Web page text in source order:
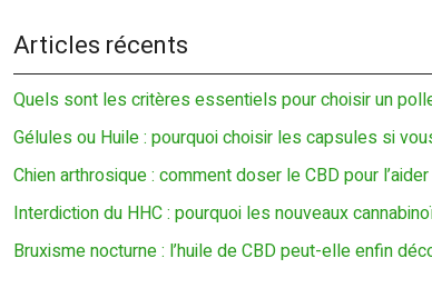
Articles récents
Quels sont les critères essentiels pour choisir un
Gélules ou Huile : pourquoi choisir les capsules si
Chien arthrosique : comment doser le CBD pour
Interdiction du HHC : pourquoi les nouveaux
Bruxisme nocturne : l’huile de CBD peut-elle enfin